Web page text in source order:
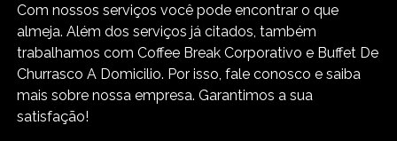
Com nossos serviços você pode encontrar o que
almeja. Além dos serviços já citados, também
trabalhamos com Coffee Break Corporativo e Buffet De
Churrasco A Domicilio. Por isso, fale conosco e saiba
mais sobre nossa empresa. Garantimos a sua
satisfação!